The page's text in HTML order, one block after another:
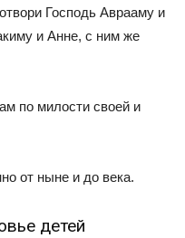
Господь Аврааму и
и Анне, с ним же
по милости своей и
от ныне и до века.
детей